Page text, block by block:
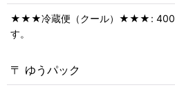
★★★冷蔵便（クール）★★★ : 400
す。
〒 ゆうパック